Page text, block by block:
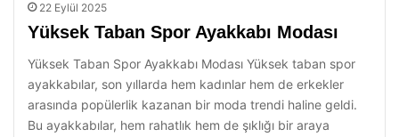
22 Eylül 2025
Yüksek Taban Spor Ayakkabı Modası
Yüksek Taban Spor Ayakkabı Modası Yüksek taban spor
ayakkabılar, son yıllarda hem kadınlar hem de erkekler
arasında popülerlik kazanan bir moda trendi haline geldi.
Bu ayakkabılar, hem rahatlık hem de şıklığı bir araya